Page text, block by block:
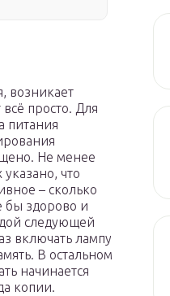
возникает
просто. Для
питания
Не менее
что
– сколько
бы здорово и
следующей
включать лампу
В остальном
начинается
копии.